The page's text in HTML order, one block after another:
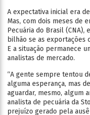
A expectativa inicial era
Mas, com dois meses de
Pecuária do Brasil (CNA),
bilhão se as exportações
E a situação permanece
analistas de mercado.
“A gente sempre tentou
alguma esperança, mas
aguardar, mesmo, algum
analista de pecuária da
prejuízo gerado pela